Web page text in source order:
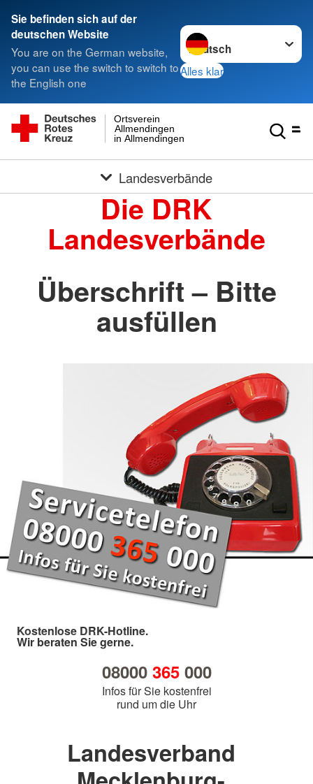
Sie befinden sich auf der
deutschen Website
You are on the German website,
you can use the switch to switch to
the English one
Sprache wechseln zu
Alles klar
in Allmendingen
Allmendingen
Ortsverein
Landesverbände
Die DRK
Landesverbände
Überschrift – Bitte
ausfüllen
Kostenlose DRK-Hotline.
Wir beraten Sie gerne.
08000 365000
Infos für Sie kostenfrei
rund um die Uhr
Landesverband